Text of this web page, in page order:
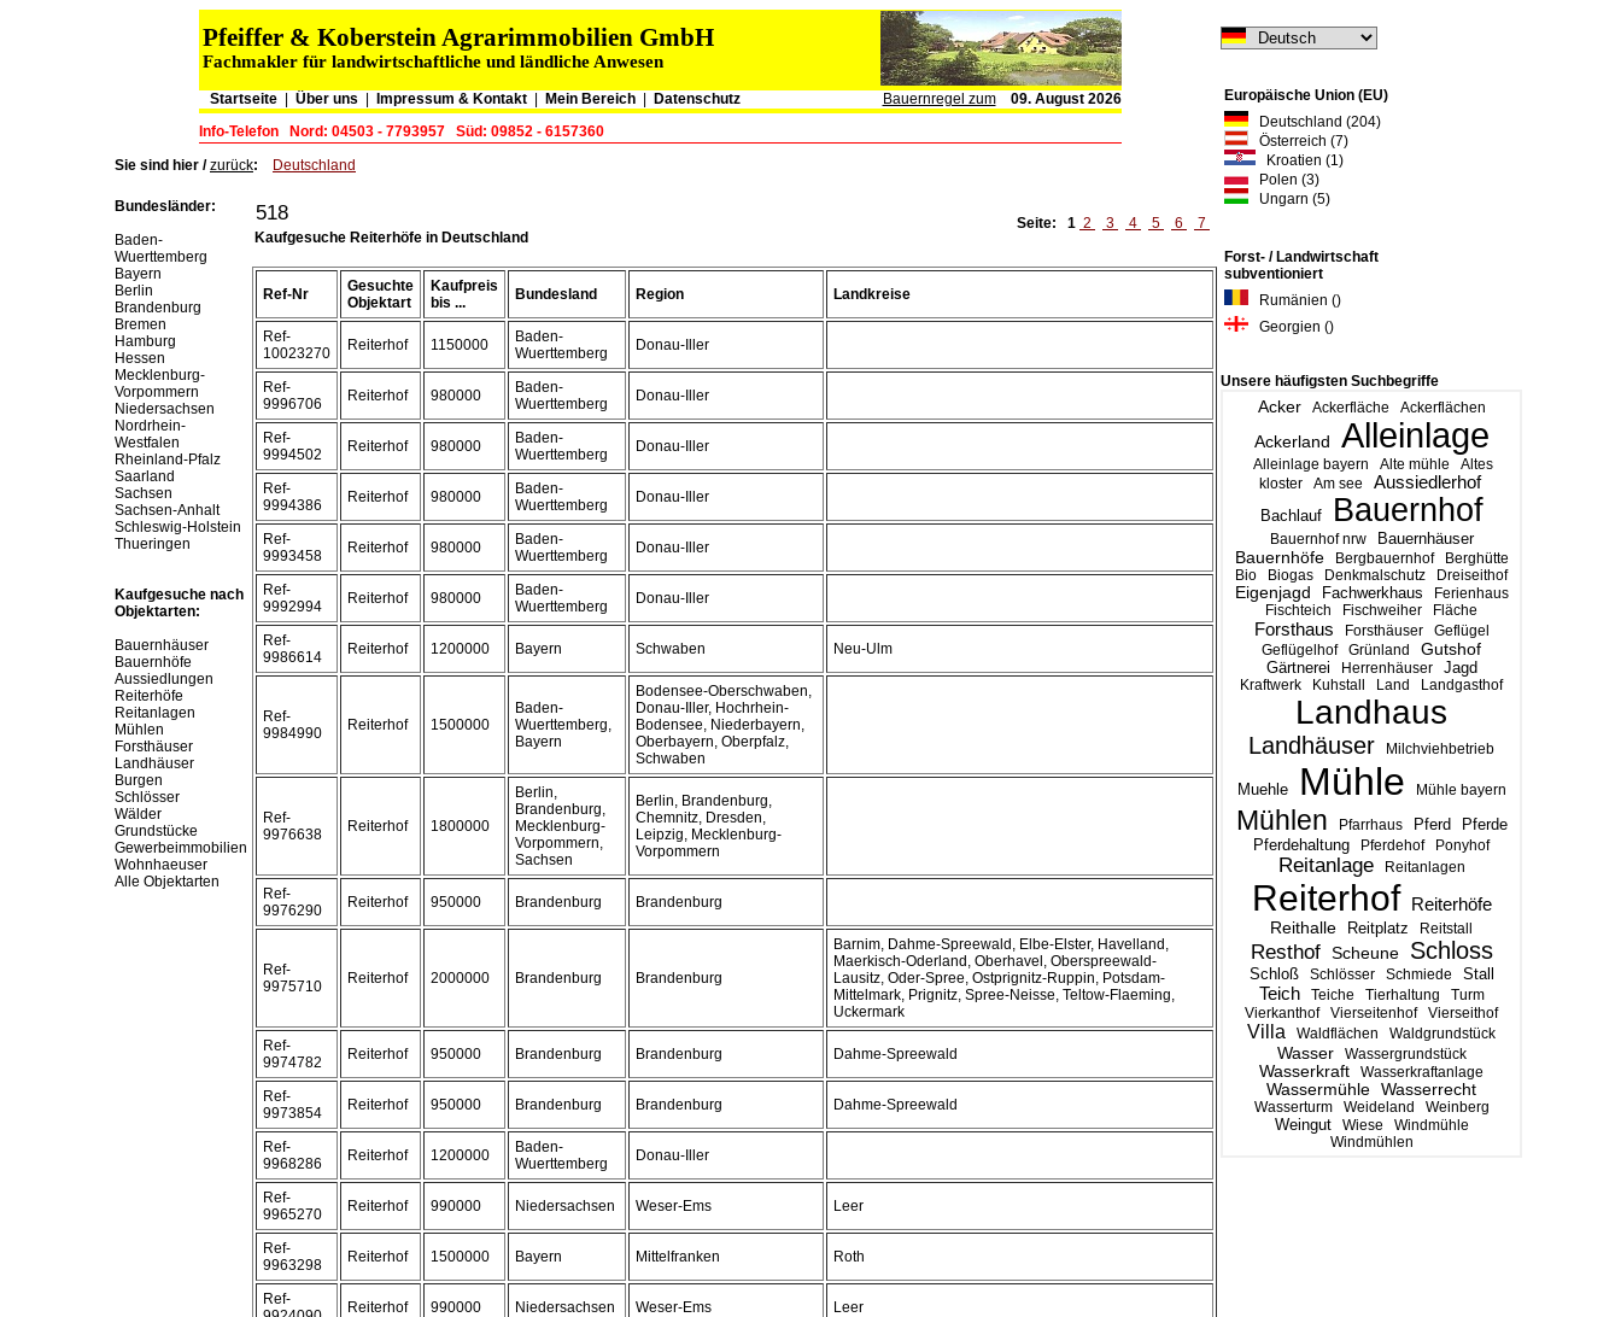
Pfeiffer & Koberstein Agrarimmobilien GmbH
Fachmakler für landwirtschaftliche und ländliche Anwesen
Startseite| Über uns Impressum & Kontakt| Mein Bereich Datenschutz Bauernregel zum
09. August 2026
Info-Telefon
Nord: 04503 - 7793957 Süd: 09852 - 6157360
Europäische Union (EU)
Deutschland (204)
Österreich (7)
Kroatien (1)
Polen (3)
Ungarn (5)
Forst- / Landwirtschaft
subventioniert
Rumänien ()
Georgien ()
Unsere häufigsten Suchbegriffe
Acker Ackerfläche Ackerflächen
Ackerland Alleinlage
Alleinlage bayern Alte mühle
Altes
kloster
Am see Aussiedlerhof
Bachlauf Bauernhof
Bauernhof nrw Bauernhäuser
Bauernhöfe Bergbauernhof
Berghütte
Bio
Biogas Denkmalschutz Dreiseithof
Eigenjagd Fachwerkhaus
Ferienhaus
Fischteich
Fischweiher Fläche
Forsthaus Forsthäuser
Geflügel
Geflügelhof
Grünland
Gutshof
Gärtnerei
Herrenhäuser Jagd
Kraftwerk Kuhstall Land Landgasthof
Landhaus
Landhäuser Milchviehbetrieb
Muehle Mühle Mühle bayern
Mühlen Pfarrhaus Pferd Pferde
Pferdehaltung Pferdehof Ponyhof
Reitanlage Reitanlagen
Reiterhof Reiterhöfe
Reithalle Reitplatz Reitstall
Resthof Scheune Schloss
Schloß Schlösser Schmiede Stall
Teich Teiche Tierhaltung
Turm
Vierkanthof
Vierseitenhof Vierseithof
Villa Waldflächen Waldgrundstück
Wasser Wassergrundstück
Wasserkraft Wasserkraftanlage
Wassermühle Wasserrecht
Wasserturm Weideland Weinberg
Weingut Wiese
Windmühle
Windmühlen
Sie sind hier /zurück: Deutschland
Bundesländer:
Baden-
Wuerttemberg
Bayern
Berlin
Brandenburg
Bremen
Hamburg
Hessen
Mecklenburg-
Vorpommern
Niedersachsen
Nordrhein-
Westfalen
Rheinland-Pfalz
Saarland
Sachsen
Sachsen-Anhalt
Schleswig-Holstein
Thueringen
Kaufgesuche nach
Objektarten:
Bauernhäuser
Bauernhöfe
Aussiedlungen
Reiterhöfe
Reitanlagen
Mühlen
Forsthäuser
Landhäuser
Burgen
Schlösser
Wälder
Grundstücke
Gewerbeimmobilien
Wohnhaeuser
Alle Objektarten
518
Kaufgesuche Reiterhöfe in Deutschland
Seite: 1 2 3 4 5 6 7
Ref-Nr
Gesuchte
Objektart
Kaufpreis
bis ...
Bundesland Region Landkreise
Ref-
10023270
Reiterhof 1150000
Baden-
Wuerttemberg
Donau-Iller
Ref-
9996706
Reiterhof 980000
Baden-
Wuerttemberg
Donau-Iller
Ref-
9994502
Reiterhof 980000
Baden-
Wuerttemberg
Donau-Iller
Ref-
9994386
Reiterhof 980000
Baden-
Wuerttemberg
Donau-Iller
Ref-
9993458
Reiterhof 980000
Baden-
Wuerttemberg
Donau-Iller
Ref-
9992994
Reiterhof 980000
Baden-
Wuerttemberg
Donau-Iller
Ref-
9986614
Reiterhof 1200000 Bayern Schwaben Neu-Ulm
Ref-
9984990
Reiterhof 1500000
Baden-
Wuerttemberg,
Bayern
Bodensee-Oberschwaben,
Donau-Iller, Hochrhein-
Bodensee, Niederbayern,
Oberbayern, Oberpfalz,
Schwaben
Ref-
9976638
Reiterhof 1800000
Berlin,
Brandenburg,
Mecklenburg-
Vorpommern,
Sachsen
Berlin, Brandenburg,
Chemnitz, Dresden,
Leipzig, Mecklenburg-
Vorpommern
Ref-
9976290
Reiterhof 950000 Brandenburg Brandenburg
Ref-
9975710
Reiterhof 2000000 Brandenburg Brandenburg
Barnim, Dahme-Spreewald, Elbe-Elster, Havelland,
Maerkisch-Oderland, Oberhavel, Oberspreewald-
Lausitz, Oder-Spree, Ostprignitz-Ruppin, Potsdam-
Mittelmark, Prignitz, Spree-Neisse, Teltow-Flaeming,
Uckermark
Ref-
9974782
Reiterhof 950000 Brandenburg Brandenburg Dahme-Spreewald
Ref-
9973854
Reiterhof 950000 Brandenburg Brandenburg Dahme-Spreewald
Ref-
9968286
Reiterhof 1200000
Baden-
Wuerttemberg
Donau-Iller
Ref-
9965270
Reiterhof 990000 Niedersachsen Weser-Ems Leer
Ref-
9963298
Reiterhof 1500000 Bayern Mittelfranken Roth
Ref-
Reiterhof 990000 Niedersachsen Weser-Ems Leer